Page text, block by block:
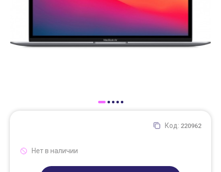
Доставка
Самовывоз
Код: 220962
Нет в наличии